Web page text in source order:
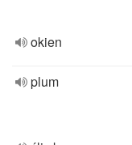
okien
plum